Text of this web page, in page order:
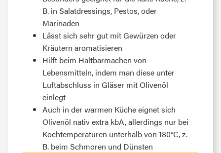
B. in Salatdressings, Pestos, oder
Marinaden
Lässt sich sehr gut mit Gewürzen oder
Kräutern aromatisieren
Hilft beim Haltbarmachen von
Lebensmitteln, indem man diese unter
Luftabschluss in Gläser mit Olivenöl
einlegt
Auch in der warmen Küche eignet sich
Olivenöl nativ extra kbA, allerdings nur bei
Kochtemperaturen unterhalb von 180°C, z.
B. beim Schmoren und Dünsten